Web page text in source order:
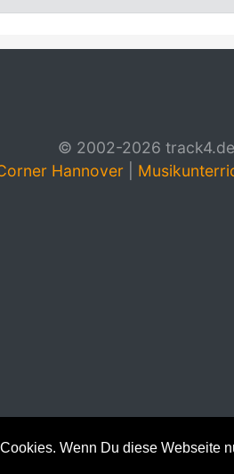
Wenn Du diese Webseite
© 2002-2026
Hannover